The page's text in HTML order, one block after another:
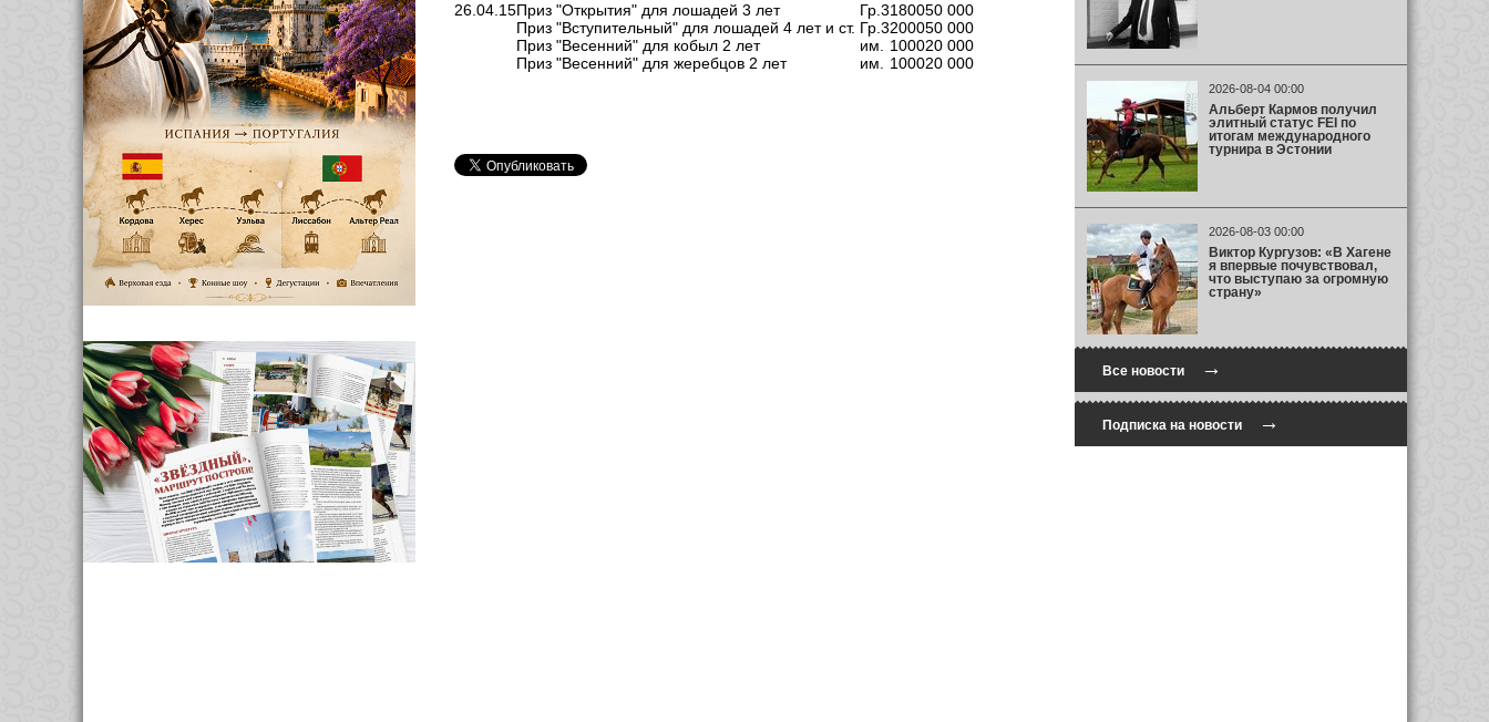
26.04.15Приз "Открытия" для лошадей 3 лет Гр.3180050 000
Приз "Вступительный" для лошадей 4 лет и ст. Гр.3200050 000
Приз "Весенний" для кобыл 2 лет
им. 100020 000
Приз "Весенний" для жеребцов 2 лет
им. 100020 000
2026-08-04 00:00
Альберт Кармов получил
элитный статус FEI по
итогам международного
турнира в Эстонии
2026-08-03 00:00
Виктор Кургузов: «В Хагене
я впервые почувствовал,
что выступаю за огромную
страну»
Все новости→
Подписка на новости→